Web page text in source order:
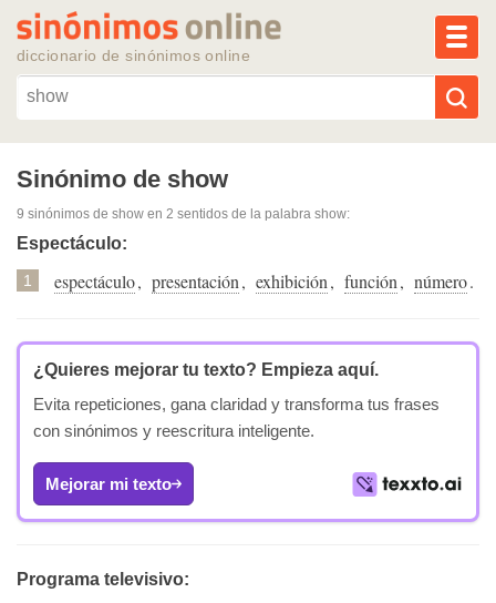
diccionario de sinónimos online
Reescribir texto con IA
Sinónimos populares
Temas populares
Temas recientes
Sinónimo de show
9 sinónimos de show en 2 sentidos de la palabra show:
Espectáculo:
1 espectáculo, presentación, exhibición, función, número.
¿Quieres mejorar tu texto? Empieza aquí.
Evita repeticiones, gana claridad y transforma tus frases
con sinónimos y reescritura inteligente.
Mejorar mi texto
Programa televisivo: